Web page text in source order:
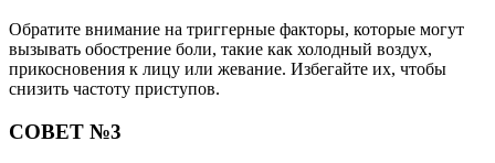
Обратите внимание на триггерные факторы, которые могут
вызывать обострение боли, такие как холодный воздух,
прикосновения к лицу или жевание. Избегайте их, чтобы
снизить частоту приступов.
СОВЕТ №3